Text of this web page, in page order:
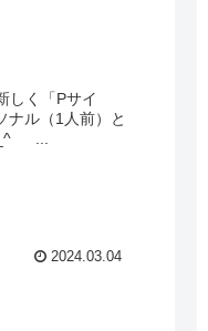
しく「Pサイ
ナル（1人前）と
...
2024.03.04